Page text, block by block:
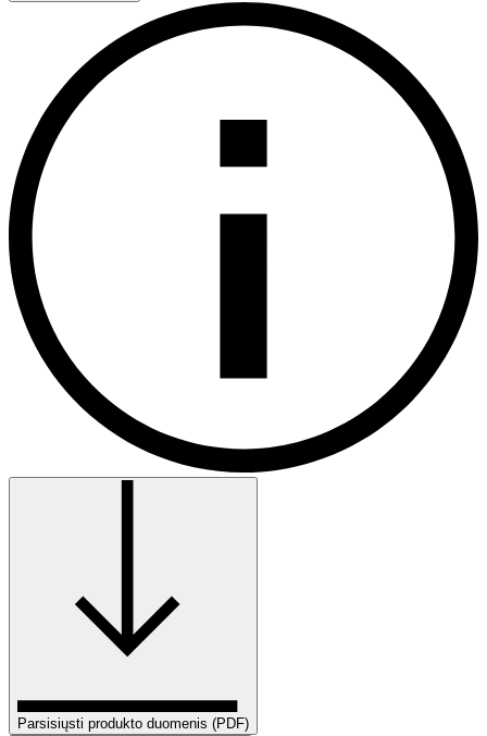
Parsisiųsti produkto duomenis (PDF)